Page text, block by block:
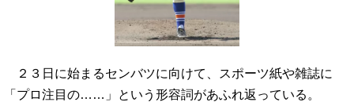
２３日に始まるセンバツに向けて、スポーツ紙や雑誌に
「プロ注目の……」という形容詞があふれ返っている。